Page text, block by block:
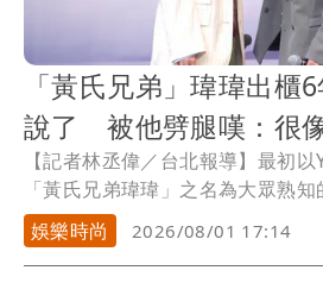
「黃氏兄弟」瑋瑋出櫃
說了 被他劈腿嘆：很
【記者林丞偉／台北報導】最初
「黃氏兄弟瑋瑋」之名為大眾熟
容創作跨足音樂領域，推出睽違三
EP《Journey》並在信義區舉辦簽
娛樂時尚 2026/08/01 17:14